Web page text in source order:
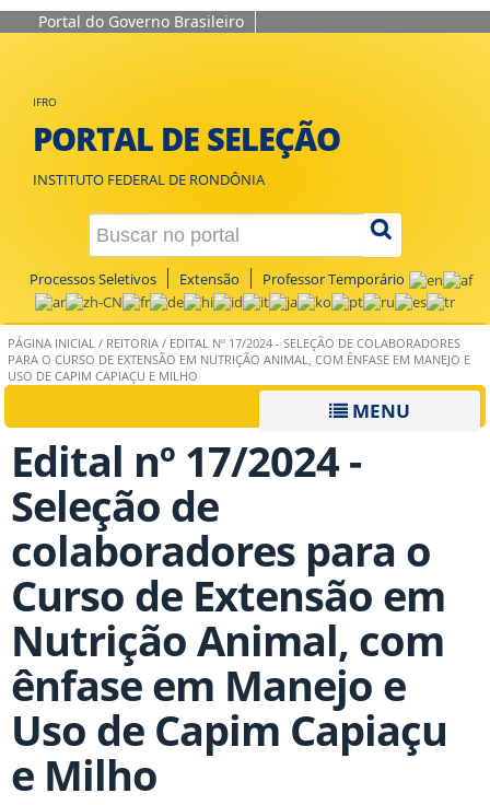
Portal do Governo Brasileiro
IFRO
PORTAL DE SELEÇÃO
INSTITUTO FEDERAL DE RONDÔNIA
Processos Seletivos Extensão Professor Temporário
PÁGINA INICIAL / REITORIA / EDITAL Nº 17/2024 - SELEÇÃO DE COLABORADORES
PARA O CURSO DE EXTENSÃO EM NUTRIÇÃO ANIMAL, COM ÊNFASE EM MANEJO E
USO DE CAPIM CAPIAÇU E MILHO
MENU
Edital nº 17/2024 -
Seleção de
colaboradores para o
Curso de Extensão em
Nutrição Animal, com
ênfase em Manejo e
Uso de Capim Capiaçu
e Milho